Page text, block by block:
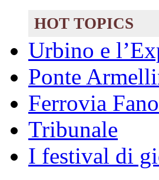
HOT TOPICS
Urbino e
Ponte
Ferrovia
Tribunale
I festival di